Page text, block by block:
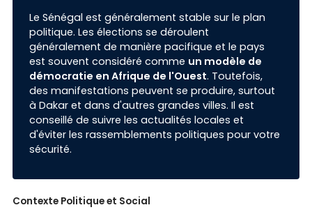
Le Sénégal est généralement stable sur le plan
politique. Les élections se déroulent
généralement de manière pacifique et le pays
est souvent considéré comme un modèle de
démocratie en Afrique de l'Ouest. Toutefois,
des manifestations peuvent se produire, surtout
à Dakar et dans d'autres grandes villes. Il est
conseillé de suivre les actualités locales et
d'éviter les rassemblements politiques pour votre
sécurité.
Contexte Politique et Social